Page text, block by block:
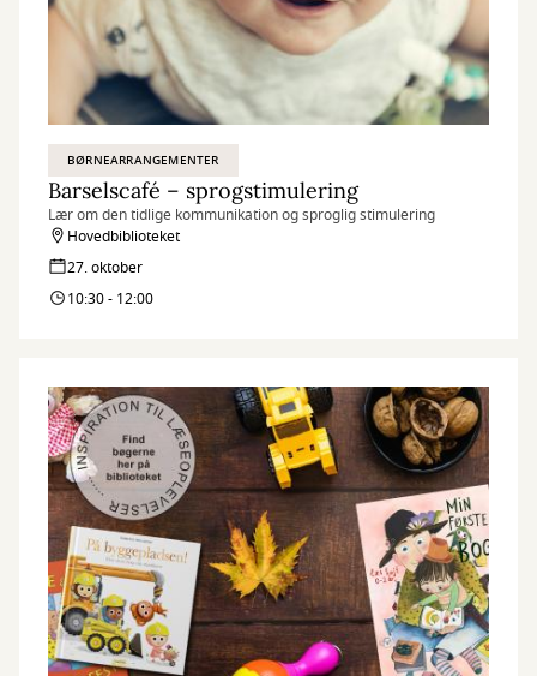
BØRNEARRANGEMENTER
Barselscafé – sprogstimulering
Lær om den tidlige kommunikation og sproglig stimulering
Hovedbiblioteket
27. oktober
10:30 - 12:00